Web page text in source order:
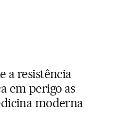
a resistência
em perigo as
moderna